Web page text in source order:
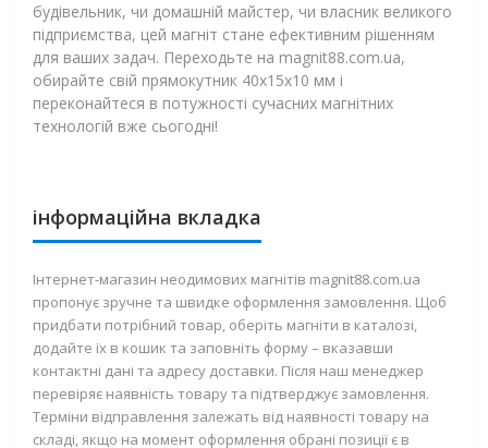
будівельник, чи домашній майстер, чи власник великого
підприємства, цей магніт стане ефективним рішенням
для ваших задач. Переходьте на magnit88.com.ua,
обирайте свій прямокутник 40х15х10 мм і
переконайтеся в потужності сучасних магнітних
технологій вже сьогодні!
інформаційна вкладка
Інтернет-магазин неодимових магнітів magnit88.com.ua
пропонує зручне та швидке оформлення замовлення. Щоб
придбати потрібний товар, оберіть магніти в каталозі,
додайте їх в кошик та заповніть форму – вказавши
контактні дані та адресу доставки. Після наш менеджер
перевіряє наявність товару та підтверджує замовлення.
Терміни відправлення залежать від наявності товару на
складі, якщо на момент оформлення обрані позиції є в